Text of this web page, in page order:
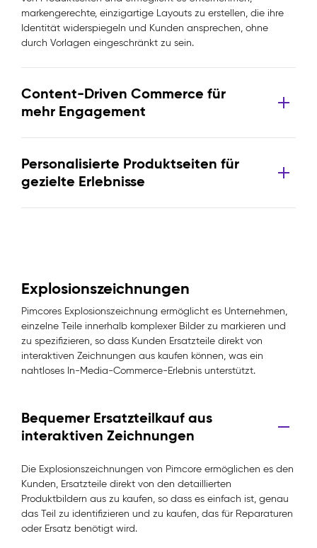
markengerechte, einzigartige Layouts zu erstellen, die ihre
Identität widerspiegeln und Kunden ansprechen, ohne
durch Vorlagen eingeschränkt zu sein.
Content-Driven Commerce für
mehr Engagement
Personalisierte Produktseiten für
gezielte Erlebnisse
Explosionszeichnungen
Pimcores Explosionszeichnung ermöglicht es Unternehmen,
einzelne Teile innerhalb komplexer Bilder zu markieren und
zu spezifizieren, so dass Kunden Ersatzteile direkt von
interaktiven Zeichnungen aus kaufen können, was ein
nahtloses In-Media-Commerce-Erlebnis unterstützt.
Bequemer Ersatzteilkauf aus
interaktiven Zeichnungen
Die Explosionszeichnungen von Pimcore ermöglichen es den
Kunden, Ersatzteile direkt von den detaillierten
Produktbildern aus zu kaufen, so dass es einfach ist, genau
das Teil zu identifizieren und zu kaufen, das für Reparaturen
oder Ersatz benötigt wird.